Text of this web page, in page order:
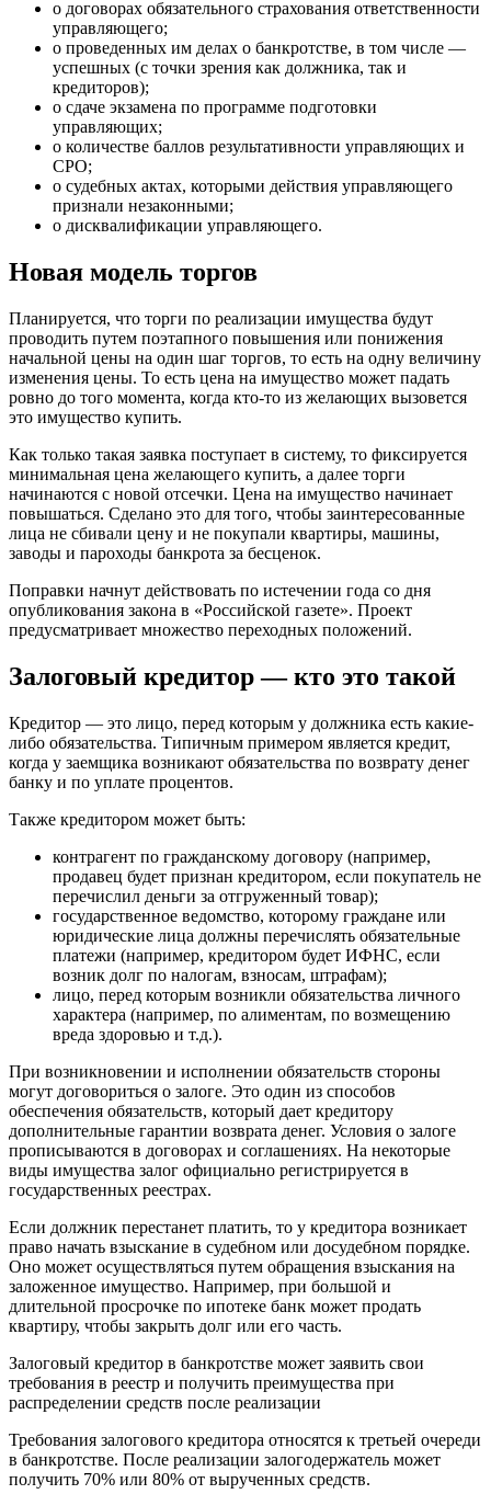
о договорах обязательного страхования ответственности
управляющего;
о проведенных им делах о банкротстве, в том числе —
успешных (с точки зрения как должника, так и
кредиторов);
о сдаче экзамена по программе подготовки
управляющих;
о количестве баллов результативности управляющих и
СРО;
о судебных актах, которыми действия управляющего
признали незаконными;
о дисквалификации управляющего.
Новая модель торгов
Планируется, что торги по реализации имущества будут
проводить путем поэтапного повышения или понижения
начальной цены на один шаг торгов, то есть на одну величину
изменения цены. То есть цена на имущество может падать
ровно до того момента, когда кто-то из желающих вызовется
это имущество купить.
Как только такая заявка поступает в систему, то фиксируется
минимальная цена желающего купить, а далее торги
начинаются с новой отсечки. Цена на имущество начинает
повышаться. Сделано это для того, чтобы заинтересованные
лица не сбивали цену и не покупали квартиры, машины,
заводы и пароходы банкрота за бесценок.
Поправки начнут действовать по истечении года со дня
опубликования закона в «Российской газете». Проект
предусматривает множество переходных положений.
Залоговый кредитор — кто это такой
Кредитор — это лицо, перед которым у должника есть какие-
либо обязательства. Типичным примером является кредит,
когда у заемщика возникают обязательства по возврату денег
банку и по уплате процентов.
Также кредитором может быть:
контрагент по гражданскому договору (например,
продавец будет признан кредитором, если покупатель не
перечислил деньги за отгруженный товар);
государственное ведомство, которому граждане или
юридические лица должны перечислять обязательные
платежи (например, кредитором будет ИФНС, если
возник долг по налогам, взносам, штрафам);
лицо, перед которым возникли обязательства личного
характера (например, по алиментам, по возмещению
вреда здоровью и т.д.).
При возникновении и исполнении обязательств стороны
могут договориться о залоге. Это один из способов
обеспечения обязательств, который дает кредитору
дополнительные гарантии возврата денег. Условия о залоге
прописываются в договорах и соглашениях. На некоторые
виды имущества залог официально регистрируется в
государственных реестрах.
Если должник перестанет платить, то у кредитора возникает
право начать взыскание в судебном или досудебном порядке.
Оно может осуществляться путем обращения взыскания на
заложенное имущество. Например, при большой и
длительной просрочке по ипотеке банк может продать
квартиру, чтобы закрыть долг или его часть.
Залоговый кредитор в банкротстве может заявить свои
требования в реестр и получить преимущества при
распределении средств после реализации
Требования залогового кредитора относятся к третьей очереди
в банкротстве. После реализации залогодержатель может
получить 70% или 80% от вырученных средств.